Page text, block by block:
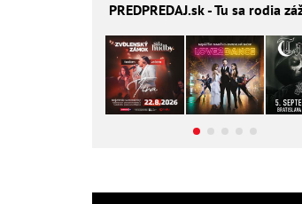
PREDPREDAJ.sk - Tu sa rodia